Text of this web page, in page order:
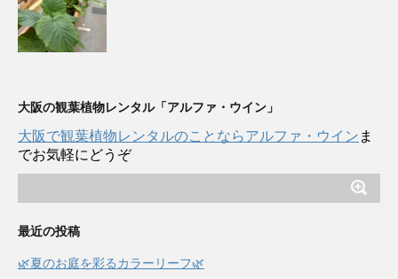
大阪の観葉植物レンタル「アルファ・ウイン」
大阪で観葉植物レンタルのことならアルファ・ウイン ま
でお気軽にどうぞ
最近の投稿
🌿夏のお庭を彩るカラーリーフ🌿